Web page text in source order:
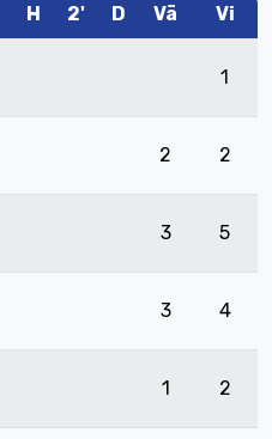
H 2' D Vä Vi
1
2 2
3 5
3 4
1 2